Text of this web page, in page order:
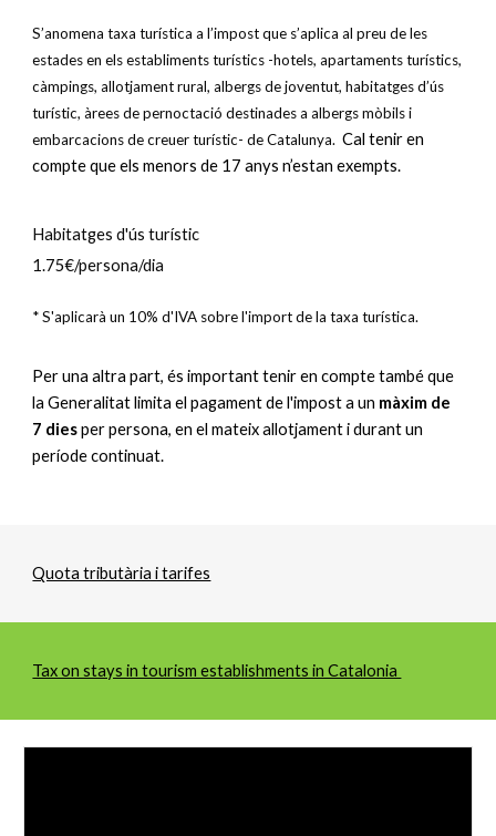
S’anomena taxa turística a l’impost que s’aplica al preu de les
estades en els establiments turístics -hotels, apartaments turístics,
càmpings, allotjament rural, albergs de joventut, habitatges d’ús
turístic, àrees de pernoctació destinades a albergs mòbils i
embarcacions de creuer turístic- de Catalunya. Cal tenir en
compte que els menors de 17 anys n’estan exempts.
Habitatges d'ús turístic
1.75€/persona/dia
* S'aplicarà un 10% d'IVA sobre l'import de la taxa turística.
Per una altra part, és important tenir en compte també que
la Generalitat limita el pagament de l'impost a un màxim de
7 diesper persona, en el mateix allotjament i durant un
període continuat.
Quota tributària i tarifes
Tax on stays in tourism establishments in Catalonia